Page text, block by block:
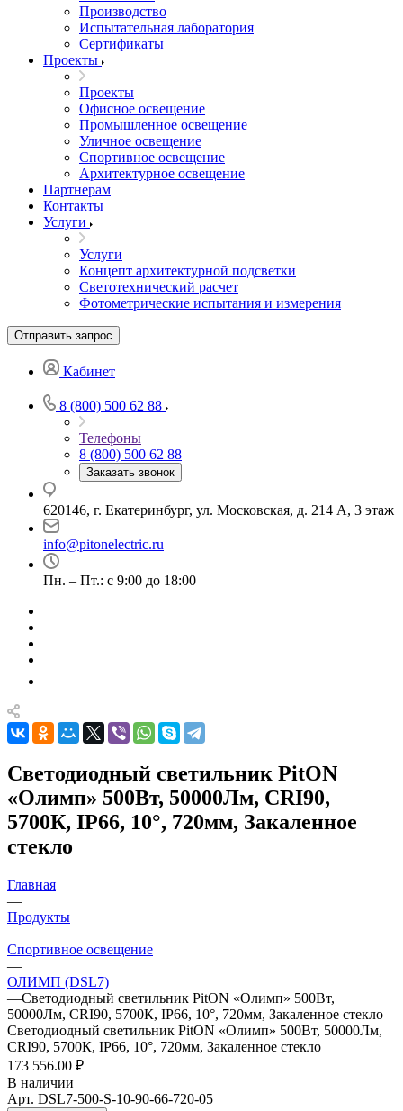
Производство
Испытательная лаборатория
Сертификаты
Проекты
Проекты
Офисное освещение
Промышленное освещение
Уличное освещение
Спортивное освещение
Архитектурное освещение
Партнерам
Контакты
Услуги
Услуги
Концепт архитектурной подсветки
Светотехнический расчет
Фотометрические испытания и измерения
Отправить запрос
Кабинет
8 (800) 500 62 88
Телефоны
8 (800) 500 62 88
Заказать звонок
620146, г. Екатеринбург, ул. Московская, д. 214 А, 3 этаж
info@pitonelectric.ru
Пн. – Пт.: с 9:00 до 18:00
Светодиодный светильник PitON
«Олимп» 500Вт, 50000Лм, CRI90,
5700К, IP66, 10°, 720мм, Закаленное
стекло
Главная
—
Продукты
—
Спортивное освещение
—
ОЛИМП (DSL7)
—Светодиодный светильник PitON «Олимп» 500Вт,
50000Лм, CRI90, 5700К, IP66, 10°, 720мм, Закаленное стекло
Светодиодный светильник PitON «Олимп» 500Вт, 50000Лм,
CRI90, 5700К, IP66, 10°, 720мм, Закаленное стекло
173 556.00 ₽
В наличии
Арт. DSL7-500-S-10-90-66-720-05